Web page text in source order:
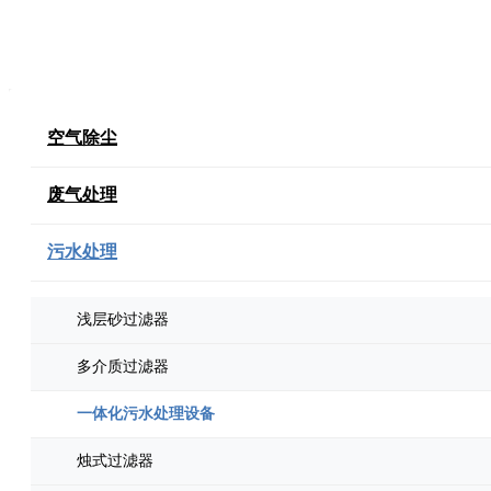
空气除尘
废气处理
污水处理
浅层砂过滤器
多介质过滤器
一体化污水处理设备
烛式过滤器